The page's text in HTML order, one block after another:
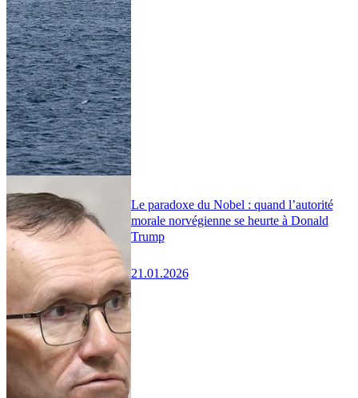
Le paradoxe du Nobel : quand l’autorité
morale norvégienne se heurte à Donald
Trump
21.01.2026